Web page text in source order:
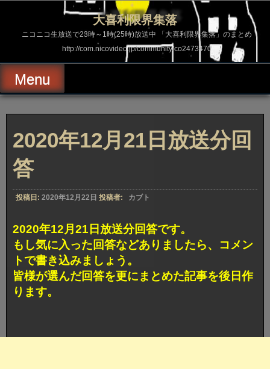
ス
ッ
プ
大喜利限界集落
ニコニコ生放送で23時～1時(25時)放送中 「大喜利限界集落」のまとめ
http://com.nicovideo.jp/community/co2473470
Menu
2020年12月21日放送分回
答
投稿日: 2020年12月22日 投稿者: カブト
2020年12月21日放送分回答です。
もし気に入った回答などありましたら、コメン
トで書き込みましょう。
皆様が選んだ回答を更にまとめた記事を後日作
ります。